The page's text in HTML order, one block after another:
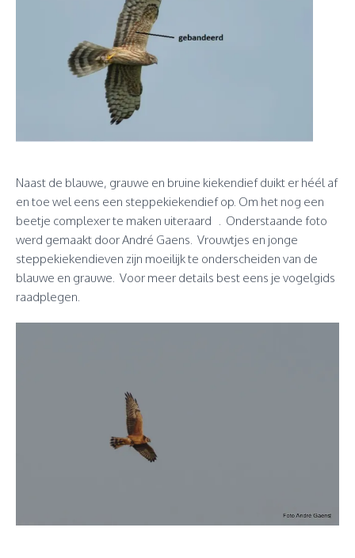
Naast de blauwe, grauwe en bruine kiekendief duikt er héél af
en toe wel eens een steppekiekendief op. Om het nog een
beetje complexer te maken uiteraard . Onderstaande foto
werd gemaakt door André Gaens. Vrouwtjes en jonge
steppekiekendieven zijn moeilijk te onderscheiden van de
blauwe en grauwe. Voor meer details best eens je vogelgids
raadplegen.